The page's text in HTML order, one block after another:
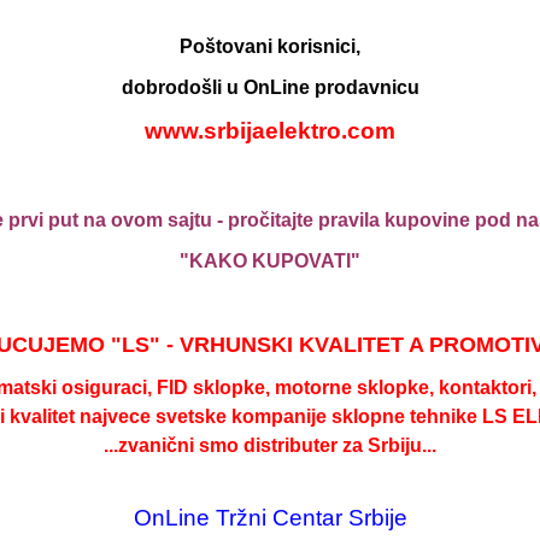
Poštovani korisnici,
dobrodošli u OnLine prodavnicu
www.srbijaelektro.com
prvi put na ovom sajtu - pročitajte pravila kupovine pod
"KAKO KUPOVATI"
"LS" - VRHUNSKI KVALITET A
osiguraci, FID sklopke, motorne sklopke, kontaktori,
kvalitet najvece svetske kompanije sklopne tehnike LS
...zvanični smo distributer za Srbiju...
OnLine Tržni Centar Srbije
kom:
MP cena:5.439,00
kom:
kom: